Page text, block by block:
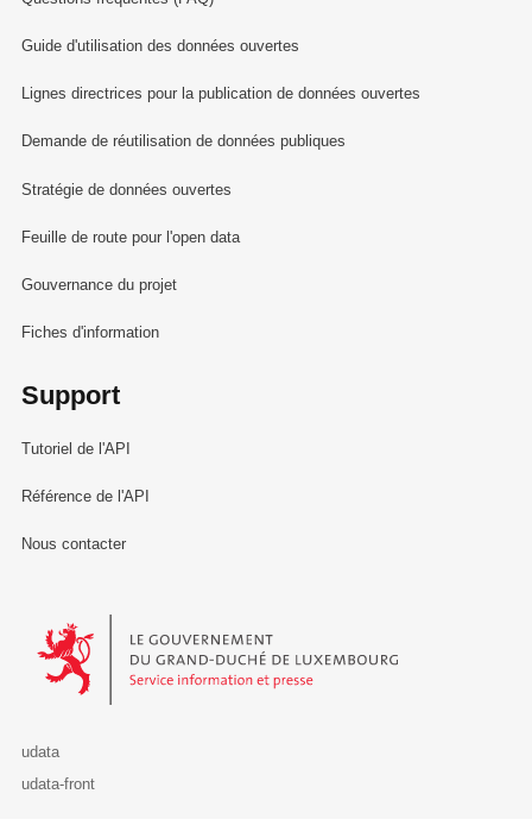
Guide d'utilisation des données ouvertes
Lignes directrices pour la publication de données ouvertes
Demande de réutilisation de données publiques
Stratégie de données ouvertes
Feuille de route pour l'open data
Gouvernance du projet
Fiches d'information
Support
Tutoriel de l'API
Référence de l'API
Nous contacter
Le Gouvernement du Grand-Duché de Luxembourg - Service
udata
udata-front